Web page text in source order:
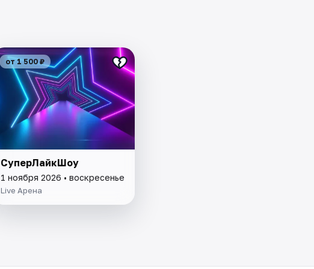
от 1 500 ₽
СуперЛайкШоу
1 ноября 2026 • воскресенье
Live Арена